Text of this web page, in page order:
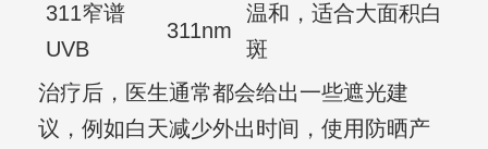
311窄谱
UVB
311nm
温和，适合大面积白
斑
治疗后，医生通常都会给出一些遮光建
议，例如白天减少外出时间，使用防晒产